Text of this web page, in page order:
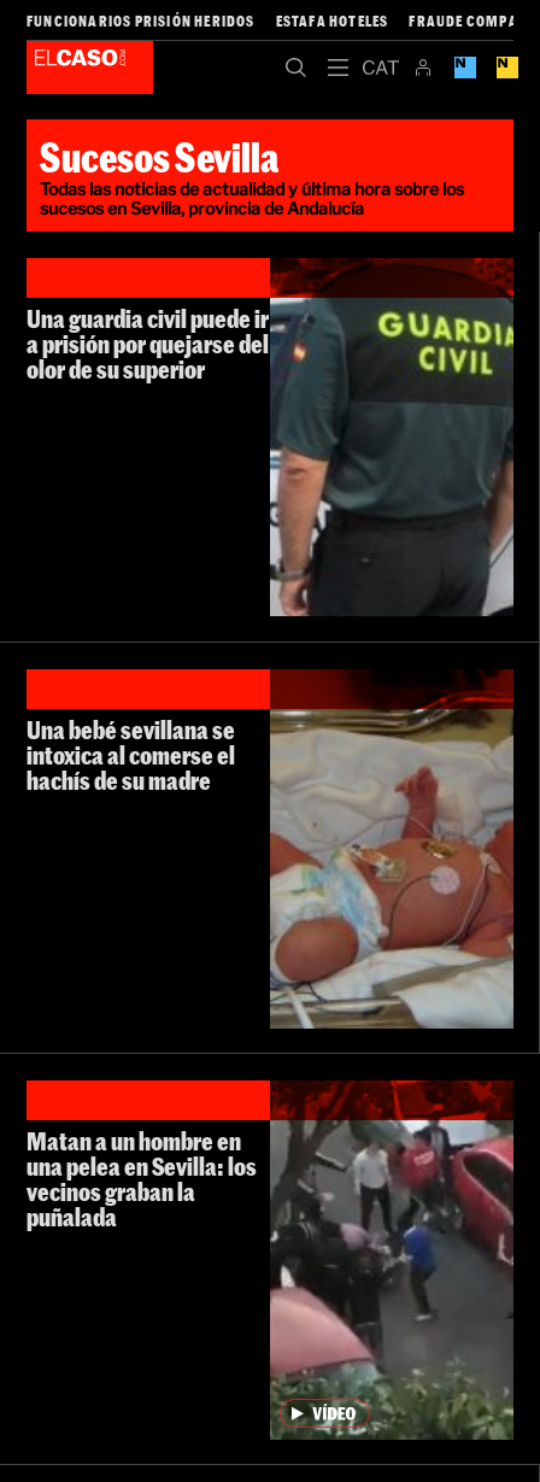
FUNCIONARIOS PRISIÓN HERIDOS ESTAFA HOTELES FRAUDE
Sucesos Sevilla
Todas las noticias de actualidad y última hora sobre los
sucesos en Sevilla, provincia de Andalucía
Una guardia civil puede ir
a prisión por quejarse del
olor de su superior
Una bebé sevillana se
intoxica al comerse el
hachís de su madre
Matan a un hombre en
una pelea en Sevilla: los
vecinos graban la
puñalada